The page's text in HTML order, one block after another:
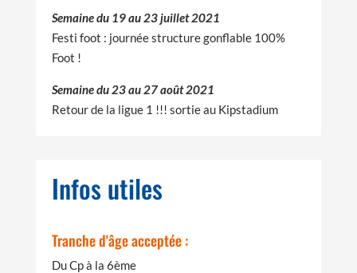
Semaine du 19 au 23 juillet 2021
Festi foot : journée structure gonflable 100%
Foot !
Semaine du 23 au 27 août 2021
Retour de la ligue 1 !!! sortie au Kipstadium
Infos utiles
Tranche d'âge acceptée :
Du Cp à la 6ème